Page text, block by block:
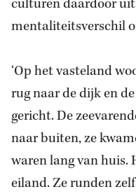
culturen daardoor uit
mentaliteitsverschil
‘Op het vasteland
rug naar de dijk en
gericht. De
naar buiten, ze
waren lang van huis.
eiland. Ze runden